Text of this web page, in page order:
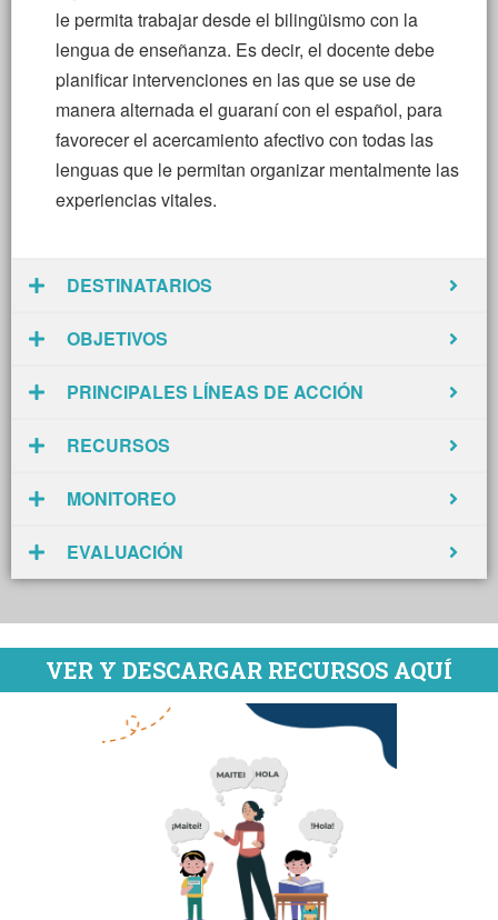
le permita trabajar desde el bilingüismo con la
lengua de enseñanza. Es decir, el docente debe
planificar intervenciones en las que se use de
manera alternada el guaraní con el español, para
favorecer el acercamiento afectivo con todas las
lenguas que le permitan organizar mentalmente las
experiencias vitales.
DESTINATARIOS
OBJETIVOS
PRINCIPALES LÍNEAS DE ACCIÓN
RECURSOS
MONITOREO
EVALUACIÓN
VER Y DESCARGAR RECURSOS AQUÍ